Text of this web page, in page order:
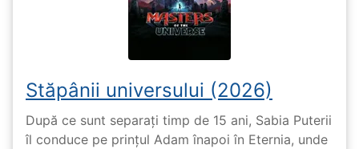
Stăpânii universului (2026)
După ce sunt separați timp de 15 ani, Sabia Puterii
îl conduce pe prințul Adam înapoi în Eternia, unde